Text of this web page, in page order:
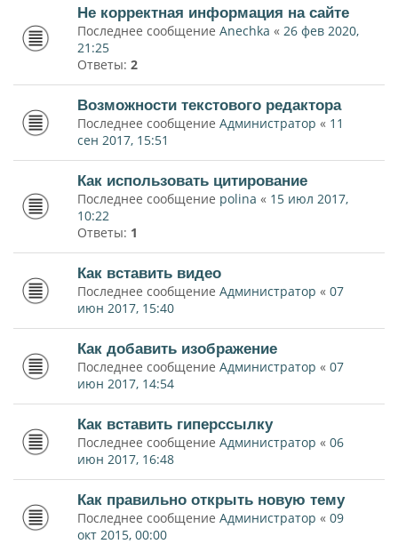
Не корректная информация на сайте
Последнее сообщение Anechka « 26 фев 2020,
21:25
Ответы: 2
Возможности текстового редактора
Последнее сообщение Администратор « 11
сен 2017, 15:51
Как использовать цитирование
Последнее сообщение polina « 15 июл 2017,
10:22
Ответы: 1
Как вставить видео
Последнее сообщение Администратор « 07
июн 2017, 15:40
Как добавить изображение
Последнее сообщение Администратор « 07
июн 2017, 14:54
Как вставить гиперссылку
Последнее сообщение Администратор « 06
июн 2017, 16:48
Как правильно открыть новую тему
Последнее сообщение Администратор « 09
окт 2015, 00:00